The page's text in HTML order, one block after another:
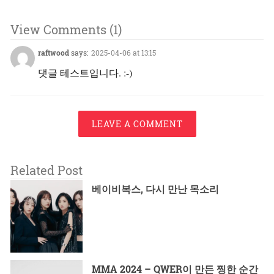
View Comments (1)
raftwoodsays: 2025-04-06 at 13:15
댓글 테스트입니다. :-)
LEAVE A COMMENT
Related Post
베이비복스, 다시 만난 목소리
MMA 2024 – QWER이 만든 찡한 순간